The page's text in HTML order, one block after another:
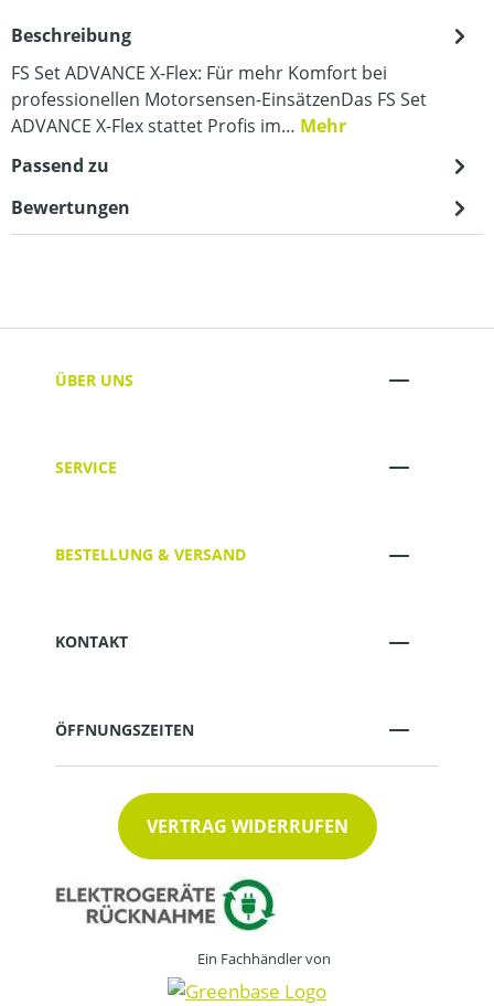
Beschreibung
FS Set ADVANCE X-Flex: Für mehr Komfort bei
professionellen Motorsensen-EinsätzenDas FS Set
ADVANCE X-Flex stattet Profis im… Mehr
Passend zu
Bewertungen
ÜBER UNS
SERVICE
BESTELLUNG & VERSAND
KONTAKT
ÖFFNUNGSZEITEN
VERTRAG WIDERRUFEN
Ein Fachhändler von